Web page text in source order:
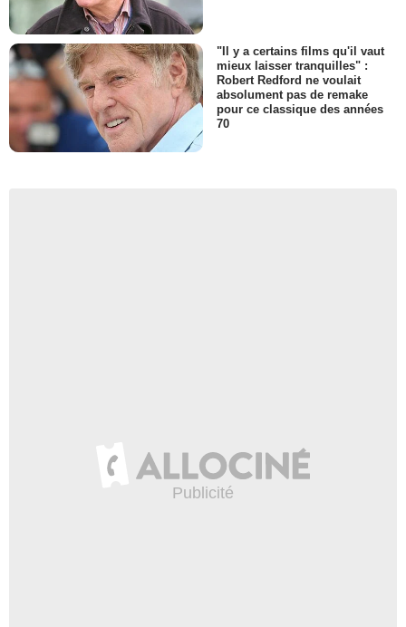
"Il y a certains films qu'il vaut
mieux laisser tranquilles" :
Robert Redford ne voulait
absolument pas de remake
pour ce classique des années
70